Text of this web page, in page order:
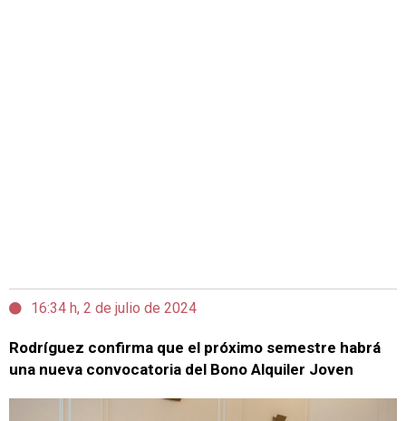
16:34 h, 2 de julio de 2024
Rodríguez confirma que el próximo semestre habrá
una nueva convocatoria del Bono Alquiler Joven